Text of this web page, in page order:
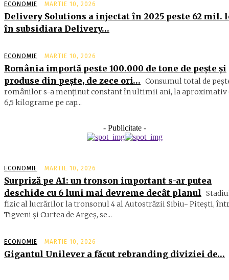
ECONOMIE MARTIE 10, 2026
Delivery Solutions a injectat în 2025 peste 62 mil.
în subsidiara Delivery…
ECONOMIE MARTIE 10, 2026
România importă peste 100.000 de tone de peşte şi
produse din peşte, de zece ori… Consumul total de
ro­mâ­nilor s-a menţinut constant în ul­timii ani, la aproximativ
6,5 ki­lograme pe cap...
- Publicitate -
ECONOMIE MARTIE 10, 2026
Surpriză pe A1: un tronson important s-ar putea
deschide cu 6 luni mai devreme decât planul
fizic al lucrărilor la tronsonul 4 al Autostrăzii Sibiu- Piteşti,
Tigveni şi Curtea de Argeş, se...
ECONOMIE MARTIE 10, 2026
Gigantul Unilever a făcut rebranding diviziei de…